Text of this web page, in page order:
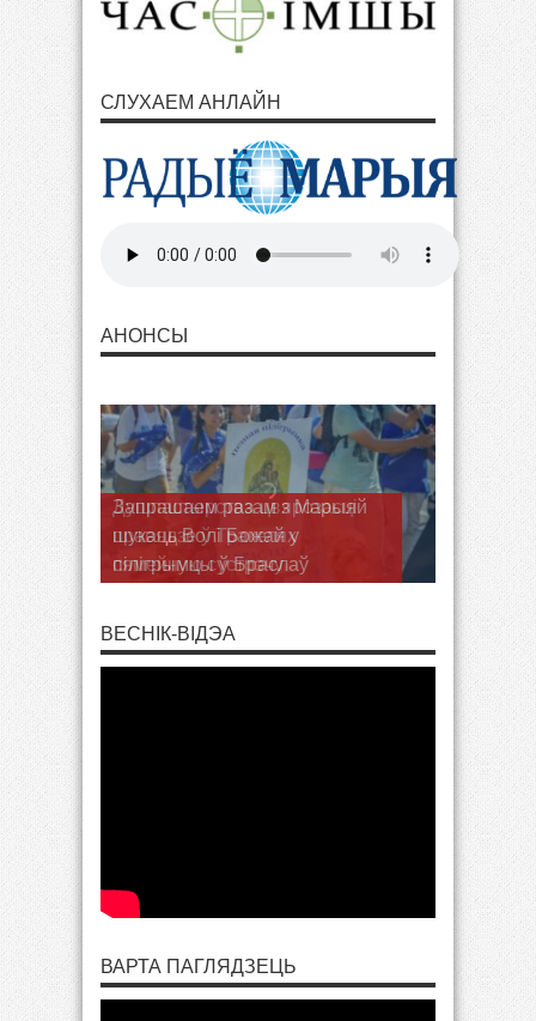
СЛУХАЕМ АНЛАЙН
АНОНСЫ
Душпастырства цвярозасці
правядзе ў Тракелях
сямейную сустрэчу
ВЕСНІК-ВІДЭА
ВАРТА ПАГЛЯДЗЕЦЬ